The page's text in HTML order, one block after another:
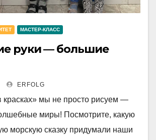
МАСТЕР-КЛАСС
руки — большие
ERFOLG
красках» мы не просто рисуем —
миры! Посмотрите, какую
морскую сказку придумали наши